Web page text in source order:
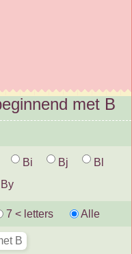
met B
Bi Bj
Bl
By
7 < letters Alle